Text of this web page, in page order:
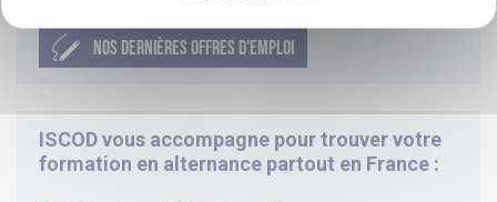
NOS DERNIÈRES OFFRES D'EMPLOI
ISCOD vous accompagne pour trouver votre
formation en alternance partout en France :